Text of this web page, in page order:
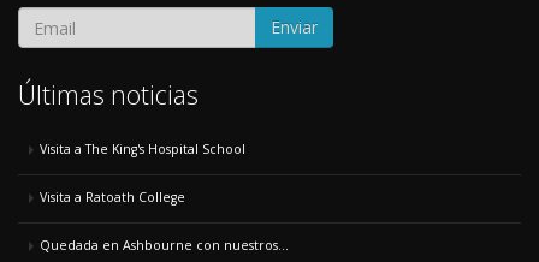
Enviar
Últimas noticias
Visita a The King's Hospital School
Visita a Ratoath College
Quedada en Ashbourne con nuestros...